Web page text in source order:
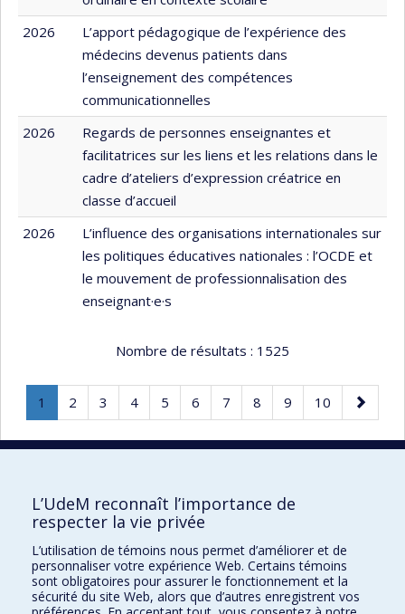
2026
L’apport pédagogique de l’expérience des
médecins devenus patients dans
l’enseignement des compétences
communicationnelles
2026
Regards de personnes enseignantes et
facilitatrices sur les liens et les relations dans le
cadre d’ateliers d’expression créatrice en
classe d’accueil
2026
L’influence des organisations internationales sur
les politiques éducatives nationales : l’OCDE et
le mouvement de professionnalisation des
enseignant·e·s
Nombre de résultats : 1525
Page
1
Page
courante.
Page
2 Page
3 Page
4 Page
5 Page
6 Page
7 Page
8 Page
9 Page
10
Page
suivante
Faculté des sciences de l'éducation
Pavillon Marie-Victorin
90, avenue Vincent-d'Indy
L’UdeM reconnaît l’importance de
respecter la vie privée
L’utilisation de témoins nous permet d’améliorer et de
personnaliser votre expérience Web. Certains témoins
sont obligatoires pour assurer le fonctionnement et la
sécurité du site Web, alors que d’autres enregistrent vos